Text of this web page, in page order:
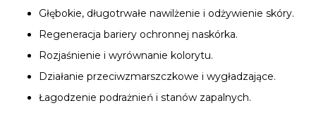
Głębokie, długotrwałe nawilżenie i odżywienie skóry.
Regeneracja bariery ochronnej naskórka.
Rozjaśnienie i wyrównanie kolorytu.
Działanie przeciwzmarszczkowe i wygładzające.
Łagodzenie podrażnień i stanów zapalnych.